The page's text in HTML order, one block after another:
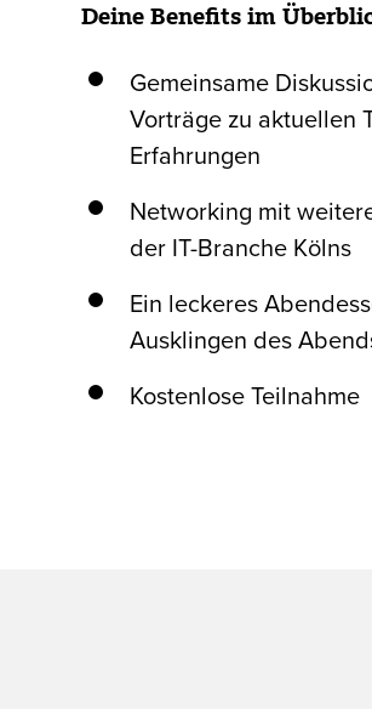
Deine Benefits im
Gemeinsame
Vorträge zu aktuellen
Erfahrungen
Networking mit
der IT-Branche Kölns
Ein leckeres
Ausklingen des
Kostenlose Teilnahme